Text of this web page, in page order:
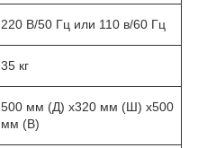
220 В/50 Гц или 110 в/60 Гц
35 кг
500 мм (Д) x320 мм (Ш) x500
мм (В)